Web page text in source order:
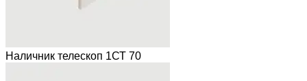
Наличник телескоп 1СТ 70